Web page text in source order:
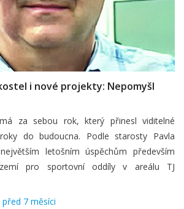
i nové projekty: Nepomyšl
za sebou rok, který přinesl viditelné
do budoucna. Podle starosty Pavla
letošním úspěchům především
pro sportovní oddíly v areálu TJ
před 7 měsíci